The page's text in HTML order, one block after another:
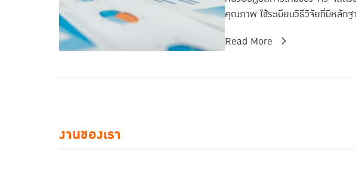
คุณภาพ ใช้ระเบียบวิธีวิจัยที่มีหลัก
Read More
งานของเรา